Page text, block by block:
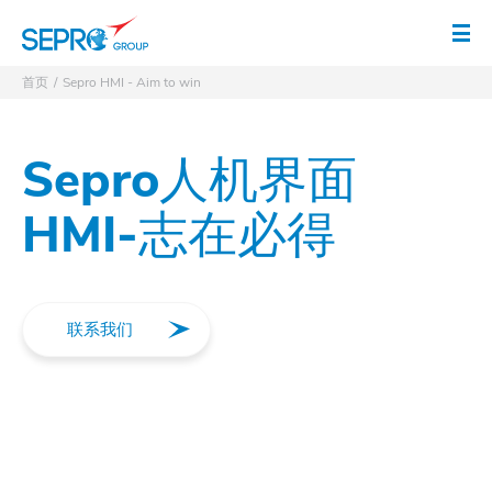
打
首页 Sepro HMI - Aim to win
Sepro人机界面
HMI-志在必得
联系我们